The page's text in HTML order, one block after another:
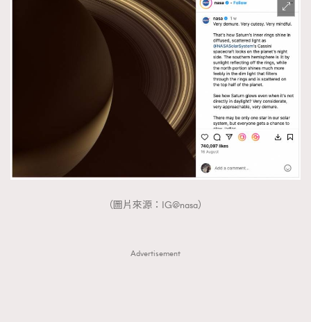
TRENDING
AFrenchMind
DressLikeAParisienne
FashionWeek FigaroAesthetic
（圖片來源：IG@nasa）
Advertisement